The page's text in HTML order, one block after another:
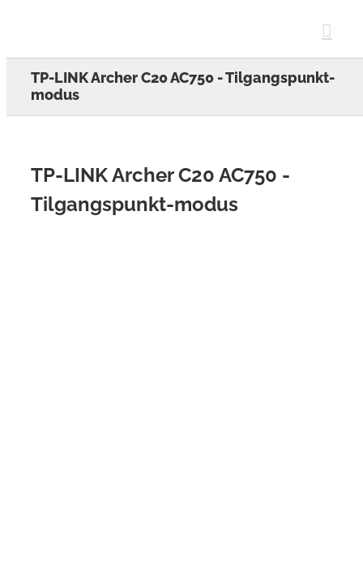
TP-LINK Archer C20 AC750 - Tilgangspunkt-
modus
TP-LINK Archer C20 AC750 -
Tilgangspunkt-modus